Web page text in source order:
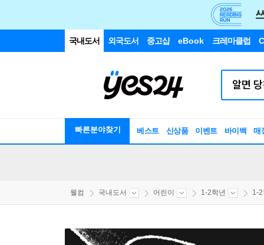
국내도서 외국도서 중고샵 eBook 크레마클럽
빠른분야찾기 베스트 신상품 이벤트 바이백 매
웰컴 국내도서 어린이 1-2학년 1-